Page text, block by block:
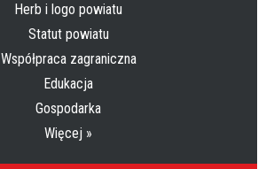
Herb i logo powiatu
Statut powiatu
Współpraca zagraniczna
Edukacja
Gospodarka
Więcej »